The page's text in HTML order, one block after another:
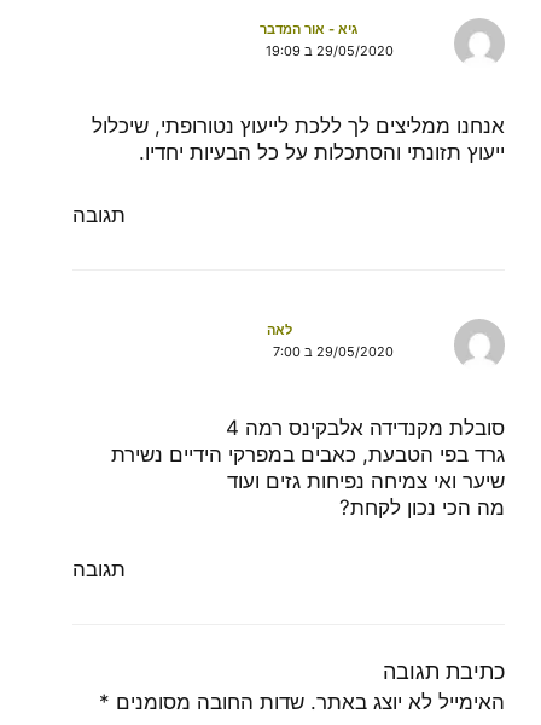
גיא - אור המדבר
29/05/2020 ב 19:09
אנחנו ממליצים לך ללכת לייעוץ נטורופתי, שיכלול
ייעוץ תזונתי והסתכלות על כל הבעיות יחדיו.
תגובה
לאה
29/05/2020 ב 7:00
סובלת מקנדידה אלבקינס רמה 4
גרד בפי הטבעת, כאבים במפרקי הידיים נשירת
שיער ואי צמיחה נפיחות גזים ועוד
מה הכי נכון לקחת?
תגובה
כתיבת תגובה
האימייל לא יוצג באתר. שדות החובה מסומנים *